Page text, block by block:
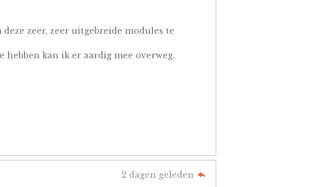
zeer, zeer uitgebreide modules te
kan ik er aardig mee overweg.
2 dagen geleden